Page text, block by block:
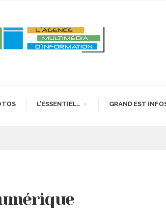
L’ESSENTIEL… GRAND EST